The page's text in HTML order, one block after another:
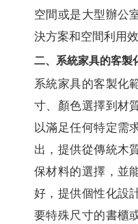
空間或是大型辦公
決方案和空間利用效
二、系統家具的客製
系統家具的客製化
寸、顏色選擇到材
以滿足任何特定需
出，提供從傳統木
保材料的選擇，並
好，提供個性化設
要特殊尺寸的書櫃